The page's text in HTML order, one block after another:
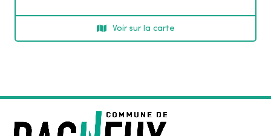
p
e
Voir sur la carte